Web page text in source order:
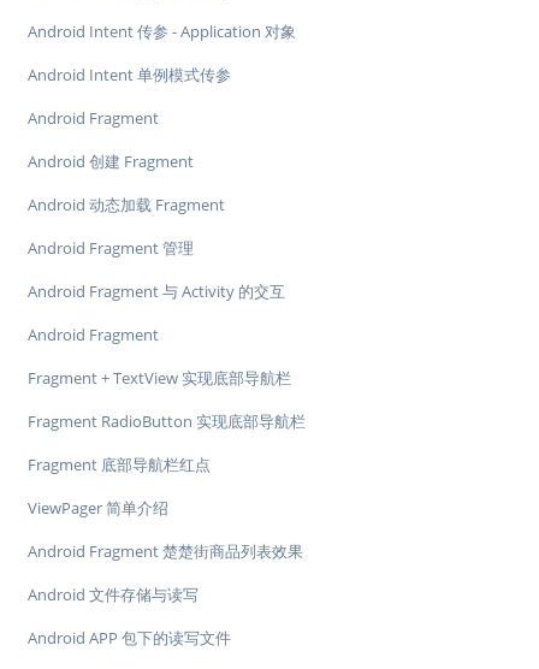
Android Intent 传参 - Application 对象
Android Intent 单例模式传参
Android Fragment
Android 创建 Fragment
Android 动态加载 Fragment
Android Fragment 管理
Android Fragment 与 Activity 的交互
Android Fragment
Fragment + TextView 实现底部导航栏
Fragment RadioButton 实现底部导航栏
Fragment 底部导航栏红点
ViewPager 简单介绍
Android Fragment 楚楚街商品列表效果
Android 文件存储与读写
Android APP 包下的读写文件